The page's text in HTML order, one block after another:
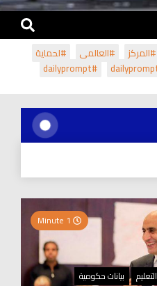
#المركز #العالمي
#لحماية
#dailyprompt
التعليم بيانات حكومية